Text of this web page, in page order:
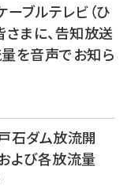
ーブルテレビ（ひ
さまに、告知放送
を音声でお知ら
石ダム放流開
よび各放流量